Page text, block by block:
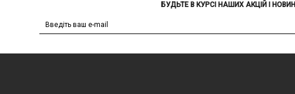
БУДЬТЕ В КУРСІ НАШИХ АКЦІЙ І НОВИН